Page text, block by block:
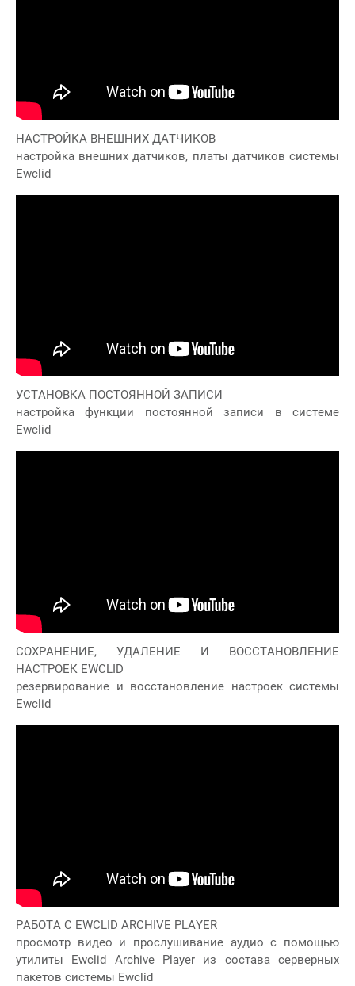
НАСТРОЙКА ВНЕШНИХ ДАТЧИКОВ
настройка внешних датчиков, платы датчиков системы
Ewclid
УСТАНОВКА ПОСТОЯННОЙ ЗАПИСИ
настройка функции постоянной записи в системе
Ewclid
СОХРАНЕНИЕ, УДАЛЕНИЕ И ВОССТАНОВЛЕНИЕ
НАСТРОЕК EWCLID
резервирование и восстановление настроек системы
Ewclid
РАБОТА С EWCLID ARCHIVE PLAYER
просмотр видео и прослушивание аудио с помощью
утилиты Ewclid Archive Player из состава серверных
пакетов системы Ewclid